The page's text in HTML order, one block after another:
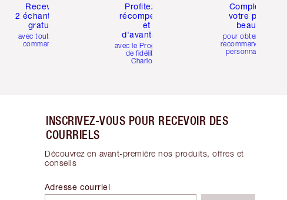
Recevez
2 échantillons
gratuits
avec toutes les
commandes
Profitez de
récompenses
et
d'avantages
avec le Programme
de fidélité de
Charlotte
Compléter
votre profil
beauté
pour obtenir des
recommandations
personnalisées
INSCRIVEZ-VOUS POUR RECEVOIR DES
COURRIELS
Découvrez en avant-première nos produits, offres et
conseils
Adresse courriel